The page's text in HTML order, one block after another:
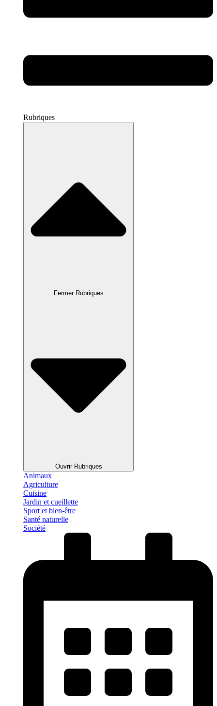
Rubriques
Fermer Rubriques
Ouvrir Rubriques
Animaux
Agriculture
Cuisine
Jardin et cueillette
Sport et bien-être
Santé naturelle
Société